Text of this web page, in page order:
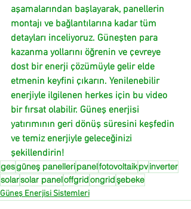
aşamalarından başlayarak, panellerin
montajı ve bağlantılarına kadar tüm
detayları inceliyoruz. Güneşten para
kazanma yollarını öğrenin ve çevreye
dost bir enerji çözümüyle gelir elde
etmenin keyfini çıkarın. Yenilenebilir
enerjiyle ilgilenen herkes için bu video
bir fırsat olabilir. Güneş enerjisi
yatırımının geri dönüş süresini keşfedin
ve temiz enerjiyle geleceğinizi
şekillendirin!
gesgüneş panelleripanelfotovoltaikpvinverter
solarsolar paneloffgridongridşebeke
Güneş Enerjisi Sistemleri